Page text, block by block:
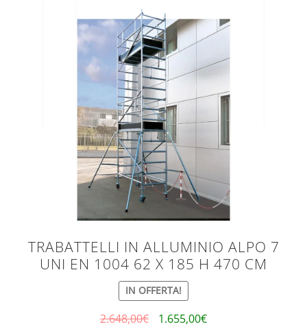
TRABATTELLI IN ALLUMINIO ALPO 7
UNI EN 1004 62 X 185 H 470 CM
IN OFFERTA!
2.648,00€ 1.655,00€